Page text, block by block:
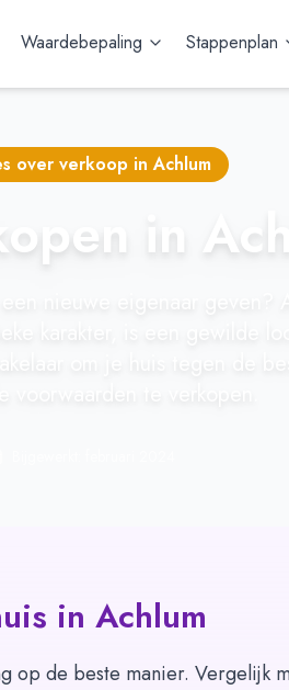
Waardebepaling Stappenplan
over verkoop inAchlum
in
in Achlum
de beste manier. Vergelijk